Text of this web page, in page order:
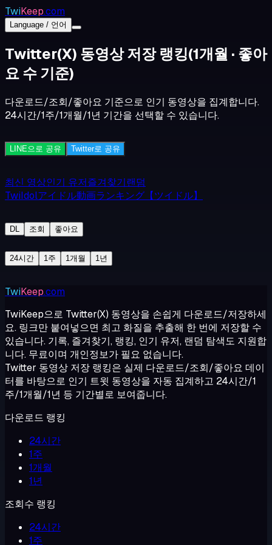
TwiKeep.com
Language / 언어
Twitter(X) 동영상 저장 랭킹(1개월 · 좋아
요 수 기준)
다운로드/조회/좋아요 기준으로 인기 동영상을 집계합니다.
24시간/1주/1개월/1년 기간을 선택할 수 있습니다.
LINE으로 공유 Twitter로 공유
최신 영상인기 유저즐겨찾기랜덤
TwiIdolアイドル動画ランキング【ツイドル】
DL 조회 좋아요
24시간 1주 1개월 1년
TwiKeep.com
TwiKeep으로 Twitter(X) 동영상을 손쉽게 다운로드/저장하세
요. 링크만 붙여넣으면 최고 화질을 추출해 한 번에 저장할 수
있습니다. 기록, 즐겨찾기, 랭킹, 인기 유저, 랜덤 탐색도 지원합
니다. 무료이며 개인정보가 필요 없습니다.
Twitter 동영상 저장 랭킹은 실제 다운로드/조회/좋아요 데이
터를 바탕으로 인기 트윗 동영상을 자동 집계하고 24시간/1
주/1개월/1년 등 기간별로 보여줍니다.
다운로드 랭킹
24시간
1주
1개월
1년
조회수 랭킹
24시간
1주